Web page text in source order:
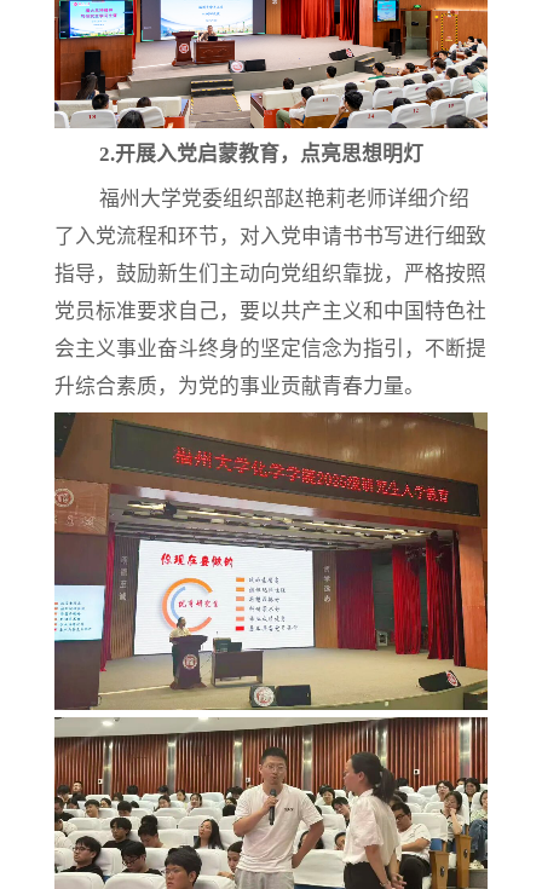
2.开展入党启蒙教育，点亮思想明灯
福州大学党委组织部赵艳莉老师详细介绍
了入党流程和环节，对入党申请书书写进行细致
指导，鼓励新生们主动向党组织靠拢，严格按照
党员标准要求自己，要以共产主义和中国特色社
会主义事业奋斗终身的坚定信念为指引，不断提
升综合素质，为党的事业贡献青春力量。